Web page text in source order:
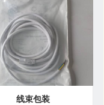
线束包装